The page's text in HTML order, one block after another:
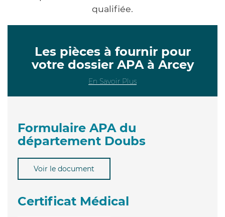
qualifiée.
Les pièces à fournir pour
votre dossier APA à Arcey
En Savoir Plus
Formulaire APA du
département Doubs
Voir le document
Certificat Médical